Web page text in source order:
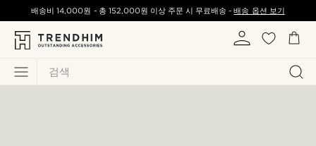
검색
배송비14,000원 - 총 152,000원 이상 주문 시 무료배송 -배송 옵션 보기